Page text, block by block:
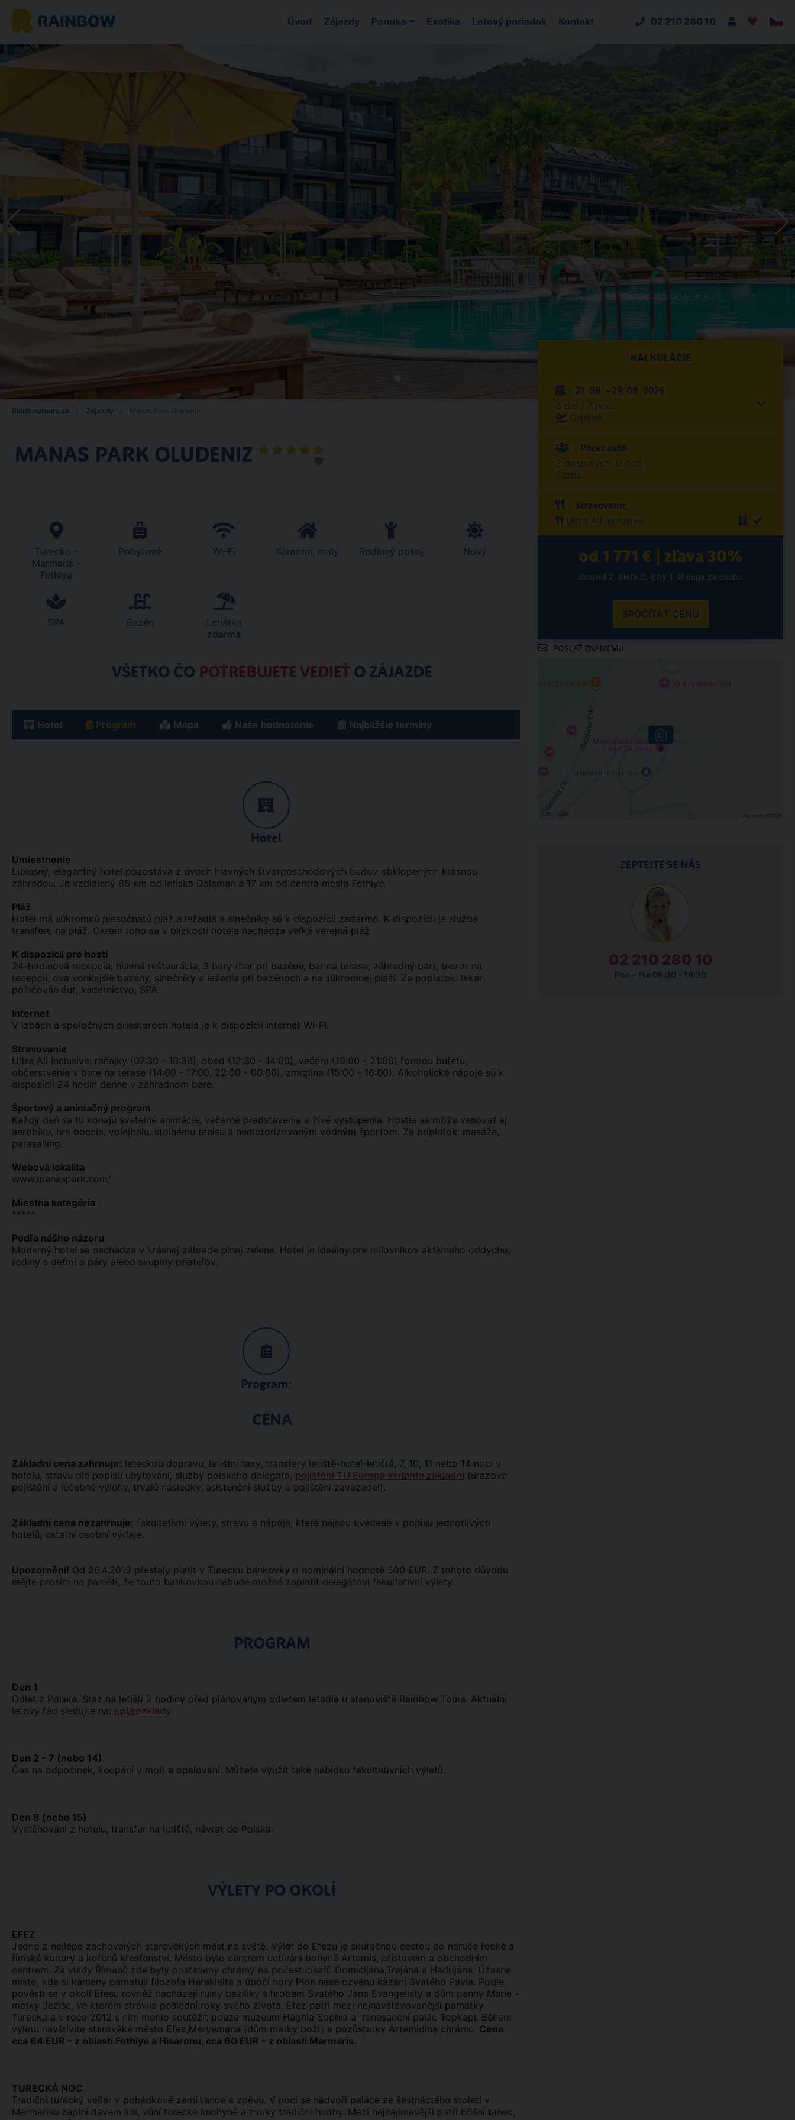
Úvod Zájazdy Ponuka Exotika Letový poriadok Kontakt 02 210 280 10
Rainbowtours.sk Zájazdy
MANAS PARK OLUDENIZ
Turecko -
Marmaris -
Fethiye
Pobytové Wi-Fi Komorní, malý Rodinný pokoj Nový
SPA Bazén
Lehátka
zdarma
VŠETKO ČO POTREBUJETE VEDIEŤ O ZÁJAZDE
Hotel Program Mapa Naše hodnotenie Najbližšie termíny
Hotel
Umiestnenie
Luxusný, elegantný hotel pozostáva z dvoch hlavných štvorposchodových budov obklopených krásnou
záhradou. Je vzdialený 65 km od letiska Dalaman a 17 km od centra mesta Fethiye.
Pláž
Hotel má súkromnú piesočnatú pláž a ležadlá a slnečníky sú k dispozícii zadarmo. K dispozícii je služba
transferu na pláž. Okrem toho sa v blízkosti hotela nachádza veľká verejná pláž.
K dispozícii pre hostí
24-hodinová recepcia, hlavná reštaurácia, 3 bary (bar pri bazéne, bar na terase, záhradný bar), trezor na
recepcii, dva vonkajšie bazény, slnečníky a ležadlá pri bazénoch a na súkromnej pláži. Za poplatok: lekár,
požičovňa áut, kaderníctvo, SPA.
Internet
V izbách a spoločných priestoroch hotela je k dispozícii internet WI-FI.
Stravovanie
Ultra All Inclusive: raňajky (07:30 - 10:30), obed (12:30 - 14:00), večera (19:00 - 21:00) formou bufetu,
občerstvenie v bare na terase (14:00 - 17:00, 22:00 - 00:00), zmrzlina (15:00 - 16:00). Alkoholické nápoje sú k
dispozícii 24 hodín denne v záhradnom bare.
Športový a animačný program
Každý deň sa tu konajú svetelné animácie, večerné predstavenia a živé vystúpenia. Hostia sa môžu venovať aj
aerobiku, hre boccia, volejbalu, stolnému tenisu a nemotorizovaným vodným športom. Za príplatok: masáže,
parasailing.
Webová lokalita
www.manaspark.com/
Miestna kategória
*****
Podľa nášho názoru
Moderný hotel sa nachádza v krásnej záhrade plnej zelene. Hotel je ideálny pre milovníkov aktívneho oddychu,
rodiny s deťmi a páry alebo skupiny priateľov.
Program:
CENA
Základní cena zahrnuje: leteckou dopravu, letištní taxy, transfery letiště-hotel-letiště, 7, 10, 11 nebo 14 nocí v
hotelu, stravu dle popisu ubytování, služby polského delegáta, pojištění TU Europa varianta základní (úrazové
pojištění a léčebné výlohy, trvalé následky, asistenční služby a pojištění zavazadel).
Základní cena nezahrnuje: fakultativní výlety, stravu a nápoje, které nejsou uvedené v popisu jednotlivých
hotelů, ostatní osobní výdaje.
Upozornění! Od 26.4.2019 přestaly platit v Turecku bankovky o nominální hodnotě 500 EUR. Z tohoto důvodu
mějte prosím na paměti, že touto bankovkou nebude možné zaplatit delegátovi fakultativní výlety.
PROGRAM
Den 1
Odlet z Polska. Sraz na letišti 2 hodiny před plánovaným odletem letadla u stanoviště Rainbow Tours. Aktuální
letový řád sledujte na: r.pl/rozklady
Den 2 - 7 (nebo 14)
Čas na odpočinek, koupání v moři a opalování. Můžete využít také nabídku fakultativních výletů.
Den 8 (nebo 15)
Vystěhování z hotelu, transfer na letiště, návrat do Polska.
VÝLETY PO OKOLÍ
EFEZ
Jedno z nejlépe zachovalých starověkých měst na světě. Výlet do Efezu je skutečnou cestou do náruče řecké a
římské kultury a kořenů křesťanství. Město bylo centrem uctívání bohyně Artemis, přístavem a obchodním
centrem. Za vlády Římanů zde byly postaveny chrámy na počest císařů Domicijána,Trajána a Hadrijána. Úžasné
místo, kde si kameny pamatují filozofa Hérakleita a úbočí hory Pion nese ozvěnu kázání Svatého Pavla. Podle
pověsti se v okolí Efesu rovněž nacházejí ruiny baziliky s hrobem Svatého Jana Evangelisty a dům panny Marie -
matky Ježíše, ve kterém strávila poslední roky svého života. Efez patří mezi nejnavštěvovanější památky
Turecka a v roce 2012 s ním mohlo soutěžit pouze muzeum Haghia Sophia a renesanční palác Topkapi. Během
výletu navštívíte starověké město Efez,Meryemana (dům matky boží) a pozůstatky Artemidina chrámu. Cena
cca 64 EUR - z oblasti Fethiye a Hisaronu, cca 60 EUR - z oblasti Marmaris.
TURECKÁ NOC
Tradiční turecký večer v pohádkové zemi tance a zpěvu. V noci se nádvoří paláce ze šestnáctého století v
Marmarisu zaplní davem lidí, vůní turecké kuchyně a zvuky tradiční hudby. Mezi nejzajímavější patří břišní tanec,
KALKULÁCIE
21. 08. - 29. 08. 2026
8 dní / 7 nocí
Gdańsk
Počet osôb
2 dospelých, 0 detí
1 izba
Stravovanie
Ultra All Inclusive
od 1 771 € | zľava 30%
dospelí 2, dieťa 0, izby 1, Ø cena za osobu
SPOČÍTAŤ CENU
POSLAŤ ZNÁMEMU
ZEPTEJTE SE NÁS
02 210 280 10
Pon - Pia 08:30 - 16:30